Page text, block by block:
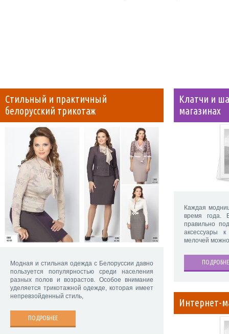
Стильный и практичный
белорусский трикотаж
Модная и стильная одежда с Белоруссии давно
пользуется популярностью среди населения
разных полов и возрастов. Особое внимание
уделяется трикотажной одежде, которая имеет
непревзойденный стиль,
ПОДРОБНЕЕ
Клатчи и
магазинах
Каждая
время года.
правильно
аксессуары
мелочей
Интернет-